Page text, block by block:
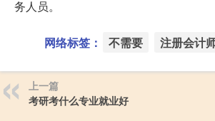
务人员。
网络标签： 不需要 注册会计
上一篇
考研考什么专业就业好